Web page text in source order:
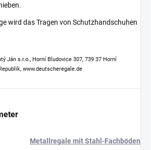
wird das Tragen von Schutzhandschuhen
Ján s.r.o., Horní Bludovice 307, 739 37 Horní
www.deutscheregale.de
Metallregale mit Stahl-Fachböden